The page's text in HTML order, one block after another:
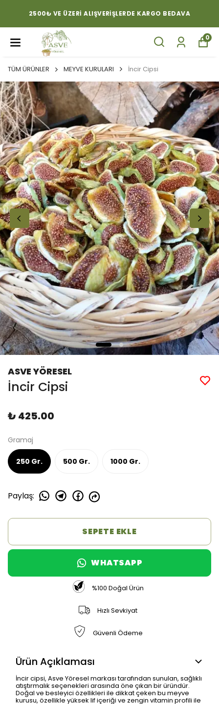
2500₺ VE ÜZERI ALIŞVERIŞLERDE KARGO BEDAVA
0
TÜM ÜRÜNLER MEYVE KURULARI İncir Cipsi
ASVE YÖRESEL
İncir Cipsi
₺ 425.00
Gramaj
250 Gr. 500 Gr. 1000 Gr.
Paylaş:
SEPETE EKLE
WHATSAPP
%100 Doğal Ürün
Hızlı Sevkiyat
Güvenli Ödeme
Ürün Açıklaması
İncir cipsi, Asve Yöresel markası tarafından sunulan, sağlıklı
atıştırmalık seçenekleri arasında öne çıkan bir üründür.
Doğal ve besleyici özellikleri ile dikkat çeken bu meyve
kurusu, özellikle yüksek lif içeriği ve zengin vitamin profili ile